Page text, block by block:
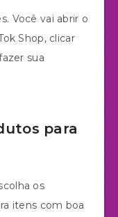
Você vai abrir o
Shop, clicar
sua
para
os
itens com boa